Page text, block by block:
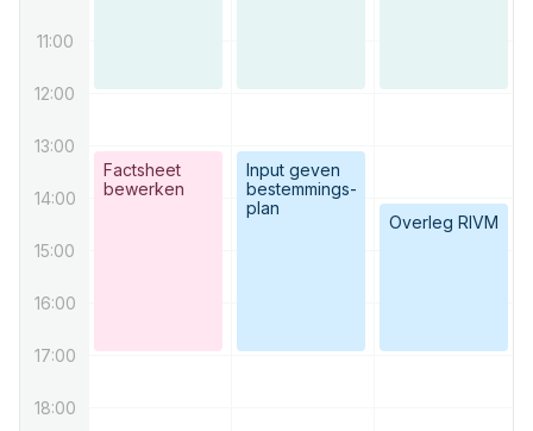
11:00
12:00
13:00
14:00
15:00
16:00
17:00
18:00
Factsheet
bewerken
Input geven
bestemmings-
plan
Overleg RIVM